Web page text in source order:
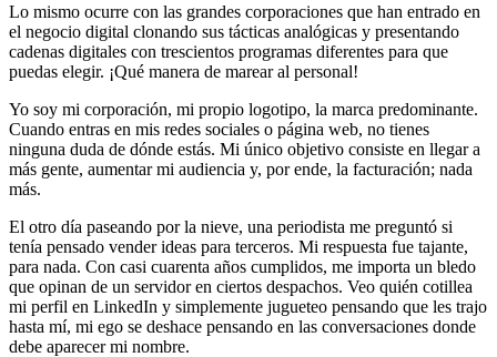
Lo mismo ocurre con las grandes corporaciones que han entrado en
el negocio digital clonando sus tácticas analógicas y presentando
cadenas digitales con trescientos programas diferentes para que
puedas elegir. ¡Qué manera de marear al personal!
Yo soy mi corporación, mi propio logotipo, la marca predominante.
Cuando entras en mis redes sociales o página web, no tienes
ninguna duda de dónde estás. Mi único objetivo consiste en llegar a
más gente, aumentar mi audiencia y, por ende, la facturación; nada
más.
El otro día paseando por la nieve, una periodista me preguntó si
tenía pensado vender ideas para terceros. Mi respuesta fue tajante,
para nada. Con casi cuarenta años cumplidos, me importa un bledo
que opinan de un servidor en ciertos despachos. Veo quién cotillea
mi perfil en LinkedIn y simplemente jugueteo pensando que les trajo
hasta mí, mi ego se deshace pensando en las conversaciones donde
debe aparecer mi nombre.